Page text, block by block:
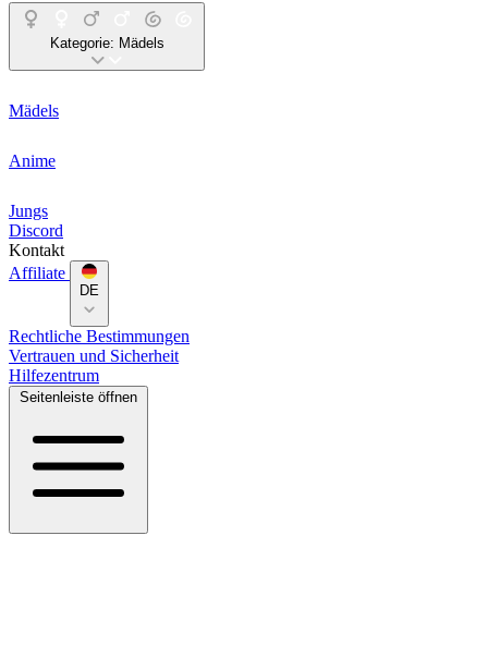
Kategorie: Mädels
Mädels
Anime
Jungs
Discord
Kontakt
Affiliate
DE
Rechtliche Bestimmungen
Vertrauen und Sicherheit
Hilfezentrum
Seitenleiste öffnen